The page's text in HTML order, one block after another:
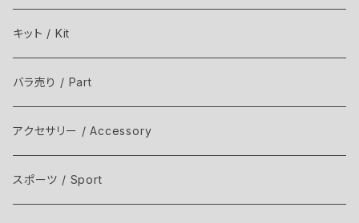
キット / Kit
バラ売り / Part
アクセサリー / Accessory
スポーツ / Sport